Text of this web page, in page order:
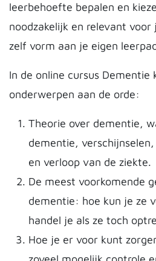
leerbehoefte bepalen en
noodzakelijk en relevant
zelf vorm aan je eigen
In de online cursus Dementie
onderwerpen aan de orde:
Theorie over dementie,
dementie,
en verloop van de ziekte.
De meest voorkomende
dementie: hoe kun je ze
handel je als ze toch
Hoe je er voor kunt